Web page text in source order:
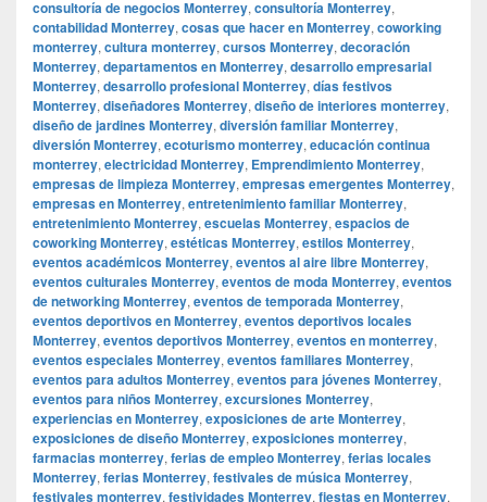
consultoría de negocios Monterrey, consultoría Monterrey,
contabilidad Monterrey, cosas que hacer en Monterrey, coworking
monterrey, cultura monterrey, cursos Monterrey, decoración
Monterrey, departamentos en Monterrey, desarrollo empresarial
Monterrey, desarrollo profesional Monterrey, días festivos
Monterrey, diseñadores Monterrey, diseño de interiores monterrey,
diseño de jardines Monterrey, diversión familiar Monterrey,
diversión Monterrey, ecoturismo monterrey, educación continua
monterrey, electricidad Monterrey, Emprendimiento Monterrey,
empresas de limpieza Monterrey, empresas emergentes Monterrey,
empresas en Monterrey, entretenimiento familiar Monterrey,
entretenimiento Monterrey, escuelas Monterrey, espacios de
coworking Monterrey, estéticas Monterrey, estilos Monterrey,
eventos académicos Monterrey, eventos al aire libre Monterrey,
eventos culturales Monterrey, eventos de moda Monterrey, eventos
de networking Monterrey, eventos de temporada Monterrey,
eventos deportivos en Monterrey, eventos deportivos locales
Monterrey, eventos deportivos Monterrey, eventos en monterrey,
eventos especiales Monterrey, eventos familiares Monterrey,
eventos para adultos Monterrey, eventos para jóvenes Monterrey,
eventos para niños Monterrey, excursiones Monterrey,
experiencias en Monterrey, exposiciones de arte Monterrey,
exposiciones de diseño Monterrey, exposiciones monterrey,
farmacias monterrey, ferias de empleo Monterrey, ferias locales
Monterrey, ferias Monterrey, festivales de música Monterrey,
festivales monterrey, festividades Monterrey, fiestas en Monterrey,